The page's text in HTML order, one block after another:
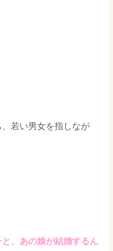
若い男女を指しなが
、あの娘が結婚するん